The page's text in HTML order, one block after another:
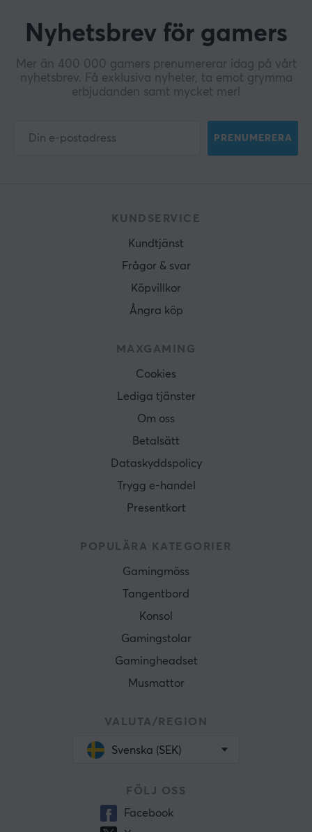
Nyhetsbrev för gamers
Mer än 400 000 gamers prenumererar idag på vårt
nyhetsbrev. Få exklusiva nyheter, ta emot grymma
erbjudanden samt mycket mer!
PRENUMERERA
KUNDSERVICE
Kundtjänst
Frågor & svar
Köpvillkor
Ångra köp
MAXGAMING
Cookies
Lediga tjänster
Om oss
Betalsätt
Dataskyddspolicy
Trygg e-handel
Presentkort
POPULÄRA KATEGORIER
Gamingmöss
Tangentbord
Konsol
Gamingstolar
Gamingheadset
Musmattor
VALUTA/REGION
Svenska (SEK)
FÖLJ OSS
Facebook